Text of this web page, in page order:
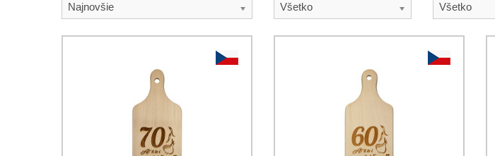
Najnovšie Všetko Všetko